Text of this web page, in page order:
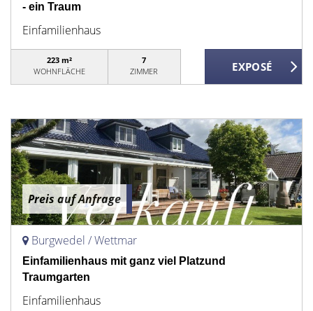
- ein Traum
Einfamilienhaus
223 m²
WOHNFLÄCHE
7
ZIMMER
Preis auf Anfrage
Burgwedel / Wettmar
Einfamilienhaus mit ganz viel Platzund
Traumgarten
Einfamilienhaus